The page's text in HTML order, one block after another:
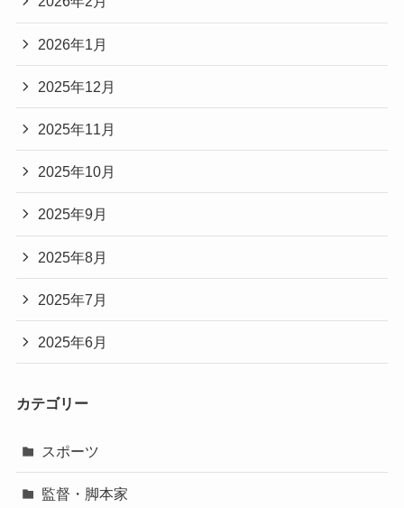
2026年1月
2025年12月
2025年11月
2025年10月
2025年9月
2025年8月
2025年7月
2025年6月
カテゴリー
スポーツ
監督・脚本家